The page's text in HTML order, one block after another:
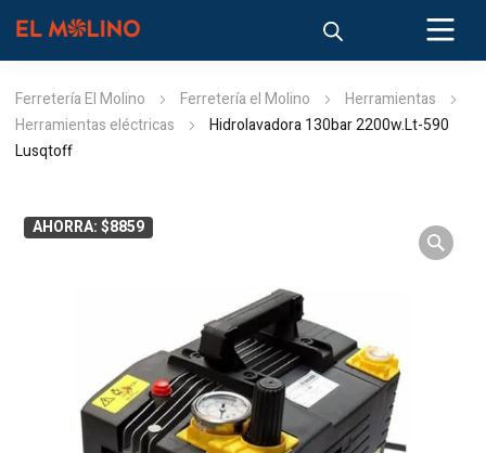
Ferretería El Molino Ferretería el Molino
Herramientas
Herramientas eléctricas
Hidrolavadora 130bar 2200w.Lt-590
Lusqtoff
AHORRA: $8859